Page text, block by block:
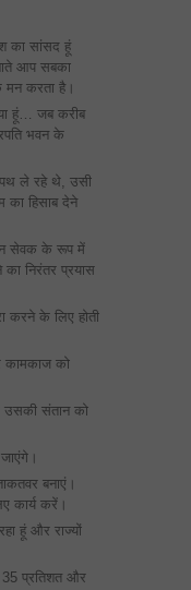
का सांसद हूं
आप सबका
मन करता है।
हूं… जब करीब
भवन के
ले रहे थे, उसी
हिसाब देने
सेवक के रूप में
निरंतर प्रयास
करने के लिए होती
कामकाज को
उसकी संतान को
बनाएं।
कार्य करें।
हूं और राज्‍यों
प्रतिशत और